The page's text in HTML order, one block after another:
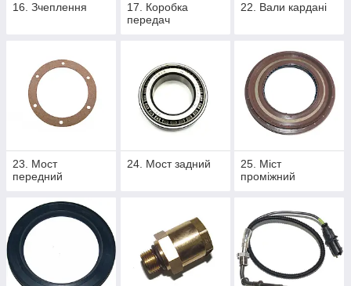
16. Зчеплення
17. Коробка
передач
22. Вали кардані
23. Мост
передний
24. Мост задний
25. Міст
проміжний